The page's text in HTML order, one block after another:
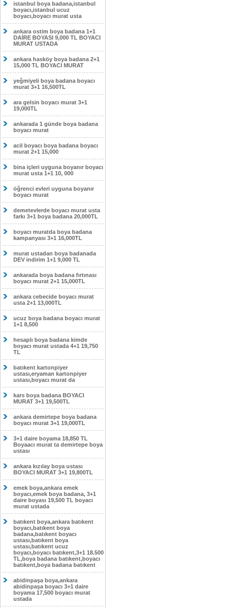
istanbul boya badana,istanbul
boyacı,istanbul ucuz
boyacı,boyacı murat usta
ankara ostim boya badana 1+1
DAİRE BOYASI 9,000 TL BOYACI
MURAT USTADA
ankara hasköy boya badana 2+1
15,000 TL BOYACI MURAT
yeğmiyeli boya badana boyacı
murat 3+1 16,500TL
ara gelsin boyacı murat 3+1
19,000TL
ankarada 1 günde boya badana
boyacı murat
acil boyacı boya badana boyacı
murat 2+1 15,000
bina içleri uyguna boyanır boyacı
murat usta 1+1 10, 000
öğrenci evleri uyguna boyanır
boyacı murat
demetevlerde boyacı murat usta
farkı 3+1 boya badana 20,000TL
boyacı muratda boya badana
kampanyası 3+1 16,000TL
murat ustadan boya badanada
DEV indirim 1+1 9,000 TL
ankarada boya badana fırtınası
boyacı murat 2+1 15,000TL
ankara cebecide boyacı murat
usta 2+1 13,000TL
ucuz boya badana boyacı murat
1+1 8,500
hesaplı boya badana kimde
boyacı murat ustada 4+1 19,750
TL
batıkent kartonpiyer
ustası,eryaman kartonpiyer
ustası,boyacı murat da
kars boya badana BOYACI
MURAT 3+1 19,500TL
ankara demirtepe boya badana
boyacı murat 3+1 19,000TL
3+1 daire boyama 18,850 TL
Boyaacı murat ta demirtepe boya
ustası
ankara kızılay boya ustası
BOYACI MURAT 3+1 19,800TL
emek boya,ankara emek
boyacı,emek boya badana, 3+1
daire boyası 19,500 TL boyacı
murat ustada
batıkent boya,ankara batıkent
boyacı,batıkent boya
badana,batıkent boyacı
ustası,batıkent boya
ustası,batıkent ucuz
boyacı,boyacı batıkent,3+1 18.500
TL,boya badana batıkent,boyacı
batıkent,boya badana batıkent
abidinpaşa boya,ankara
abidinpaşa boyacı 3+1 daire
boyama 17,500 boyacı murat
ustada